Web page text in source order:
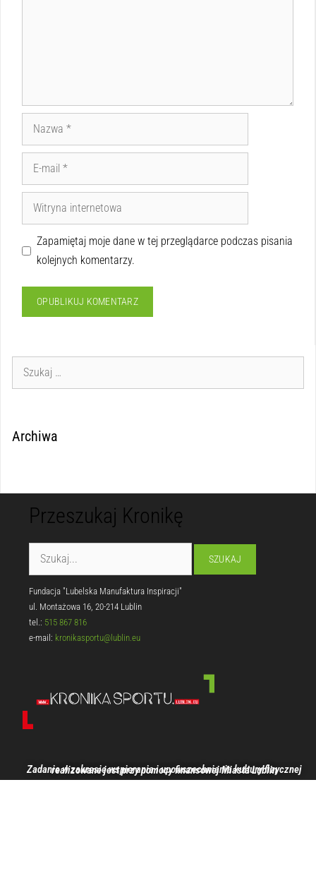
Zapamiętaj moje dane w tej przeglądarce podczas pisania
kolejnych komentarzy.
Archiwa
Przeszukaj Kronikę
Fundacja "Lubelska Manufaktura Inspiracji"
ul. Montażowa 16, 20-214 Lublin
tel.: 515 867 816
e-mail: kronikasportu@lublin.eu
Zadanie w zakresie wspierania i upowszechniania kultury fizycznej realizowane jest przy pomocy finansowej Miasta Lublin